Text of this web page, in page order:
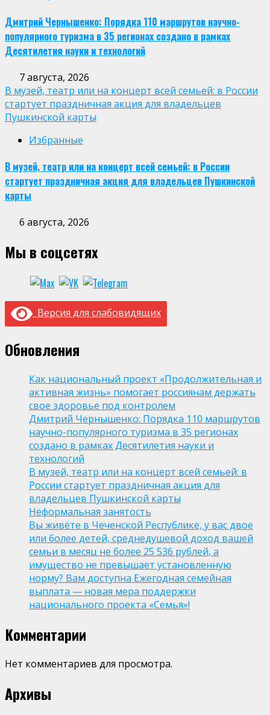
Дмитрий Чернышенко: Порядка 110 маршрутов научно-
популярного туризма в 35 регионах создано в рамках
Десятилетия науки и технологий
7 августа, 2026
В музей, театр или на концерт всей семьей: в России
стартует праздничная акция для владельцев
Пушкинской карты
Избранные
В музей, театр или на концерт всей семьей: в России
стартует праздничная акция для владельцев Пушкинской
карты
6 августа, 2026
Мы в соцсетях
Версия для слабовидящих
Обновления
Как национальный проект «Продолжительная и
активная жизнь» помогает россиянам держать
свое здоровье под контролем
Дмитрий Чернышенко: Порядка 110 маршрутов
научно-популярного туризма в 35 регионах
создано в рамках Десятилетия науки и
технологий
В музей, театр или на концерт всей семьей: в
России стартует праздничная акция для
владельцев Пушкинской карты
Неформальная занятость
Вы живёте в Чеченской Республике, у вас двое
или более детей, среднедушевой доход вашей
семьи в месяц не более 25 536 рублей, а
имущество не превышает установленную
норму? Вам доступна Ежегодная семейная
выплата — новая мера поддержки
национального проекта «Семья»!
Комментарии
Нет комментариев для просмотра.
Архивы